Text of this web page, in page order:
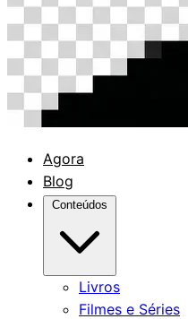
Agora
Blog
Livros
Filmes e Séries